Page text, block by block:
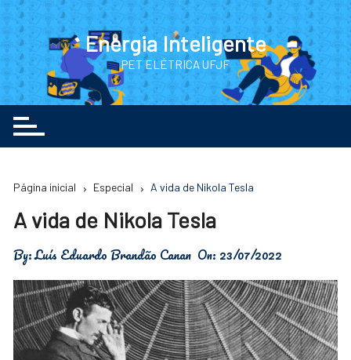
Energia Inteligente
PET ELÉTRICA UFJF
Página inicial Especial A vida de Nikola Tesla
A vida de Nikola Tesla
By:Luís Eduardo Brandão Canan On: 23/07/2022